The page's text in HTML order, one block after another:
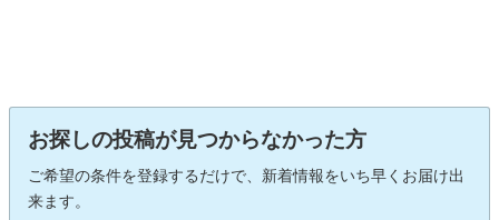
お探しの投稿が見つからなかった方
ご希望の条件を登録するだけで、新着情報をいち早くお届け出
来ます。